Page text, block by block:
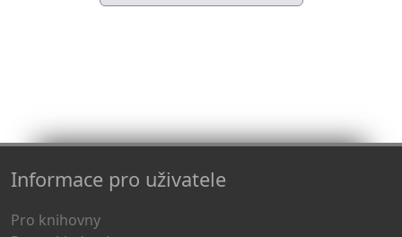
Informace pro uživatele
Pro knihovny